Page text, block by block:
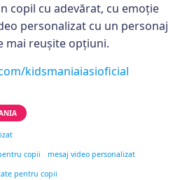
copil cu adevărat, cu emoție
personalizat cu un personaj
mai reușite opțiuni.
kidsmaniaiasioficial
copii
mesaj video personalizat
pentru copii